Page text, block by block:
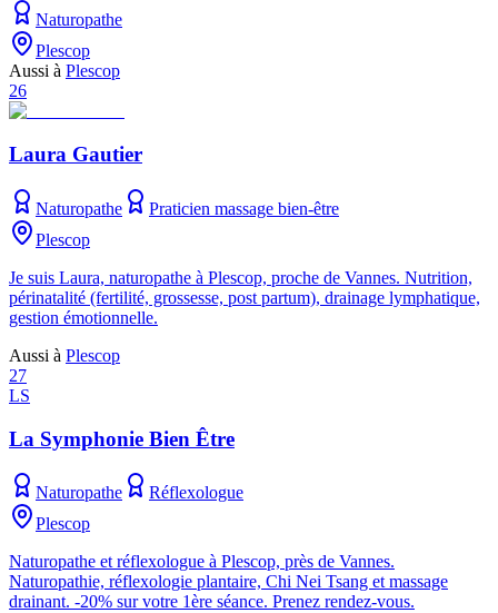
Naturopathe
Plescop
Aussi à Plescop
26
Laura Gautier
Naturopathe
Praticien massage bien-être
Plescop
Je suis Laura, naturopathe à Plescop, proche de Vannes. Nutrition,
périnatalité (fertilité, grossesse, post partum), drainage lymphatique,
gestion émotionnelle.
Aussi à Plescop
27
LS
La Symphonie Bien Être
Naturopathe
Réflexologue
Plescop
Naturopathe et réflexologue à Plescop, près de Vannes.
Naturopathie, réflexologie plantaire, Chi Nei Tsang et massage
drainant. -20% sur votre 1ère séance. Prenez rendez-vous.